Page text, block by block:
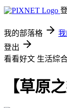
我的部落格
登出
看看好文 生活綜
【草